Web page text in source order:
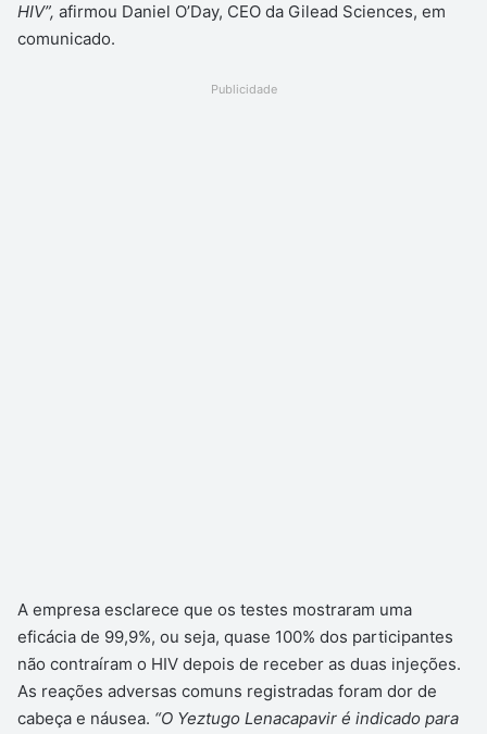
HIV”, afirmou Daniel O’Day, CEO da Gilead Sciences, em
comunicado.
Publicidade
A empresa esclarece que os testes mostraram uma
eficácia de 99,9%, ou seja, quase 100% dos participantes
não contraíram o HIV depois de receber as duas injeções.
As reações adversas comuns registradas foram dor de
cabeça e náusea. “O Yeztugo Lenacapavir é indicado para